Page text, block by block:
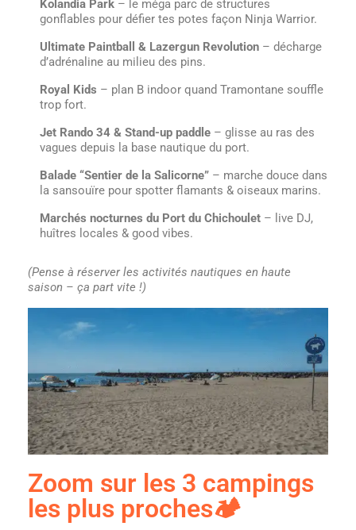
Kolandia Park – le méga parc de structures
gonflables pour défier tes potes façon Ninja Warrior.
Ultimate Paintball & Lazergun Revolution – décharge
d’adrénaline au milieu des pins.
Royal Kids – plan B indoor quand Tramontane souffle
trop fort.
Jet Rando 34 & Stand-up paddle – glisse au ras des
vagues depuis la base nautique du port.
Balade “Sentier de la Salicorne” – marche douce dans
la sansouïre pour spotter flamants & oiseaux marins.
Marchés nocturnes du Port du Chichoulet – live DJ,
huîtres locales & good vibes.
(Pense à réserver les activités nautiques en haute
saison – ça part vite !)
Zoom sur les 3 campings
les plus proches🏕️